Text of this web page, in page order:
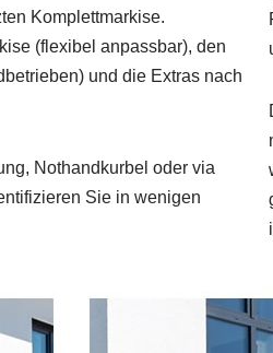
Komplettmarkise.
(flexibel anpassbar), den
und die Extras nach
Nothandkurbel oder via
Sie in wenigen